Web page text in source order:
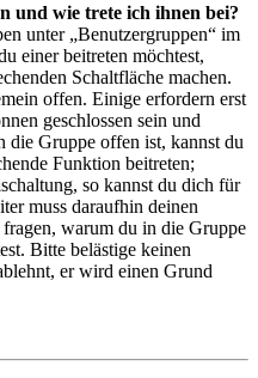
und wie trete ich ihnen bei?
unter „Benutzergruppen“ im
einer beitreten möchtest,
Schaltfläche machen.
offen. Einige erfordern erst
geschlossen sein und
die Gruppe offen ist, kannst du
Funktion beitreten;
so kannst du dich für
muss daraufhin deinen
warum du in die Gruppe
Bitte belästige keinen
er wird einen Grund